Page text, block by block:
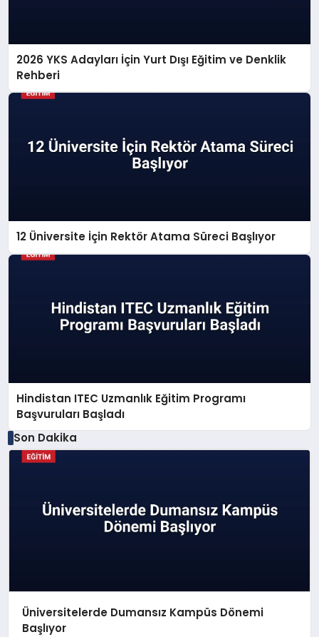
2026 YKS Adayları İçin Yurt Dışı Eğitim ve Denklik
Rehberi
12 Üniversite İçin Rektör Atama Süreci Başlıyor
Hindistan ITEC Uzmanlık Eğitim Programı
Başvuruları Başladı
Son Dakika
Üniversitelerde Dumansız Kampüs Dönemi
Başlıyor